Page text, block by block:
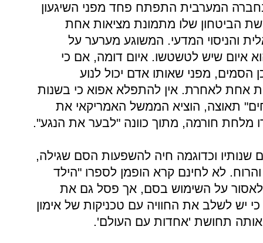
בחברה המערבית התפתח פחד מפני השיגעון
הביטחון שלו מתמונת מציאות אחת
והניסוי המדעי. המשוגע מערער על
איום שיש לטשטשו. איום דומה, אם כי
הסמים, מפני שאותו אדם יכול לנוע
אחת לאחרת. אין להתפלא אפוא כי בשנות
תאוצה, הוציא הממשל האמריקאי את
מלחת חורמה, מתוך כוונה "לבער את הנגע".
שנותיו וכדוגמה חיה להשפעות הסם שגילה,
והרוח. לא לחינם קרא הופמן לספרו "הילד
לאסור על השימוש בסם, אך פסל גם את
יש לשלב את החוויה עם טכניקות של אימון
אותה תחושת 'אחדות עם העולם'.